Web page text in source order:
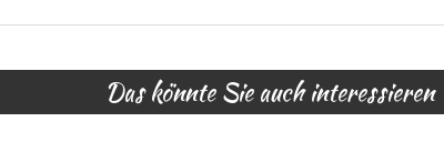
Das könnte Sie auch interessieren